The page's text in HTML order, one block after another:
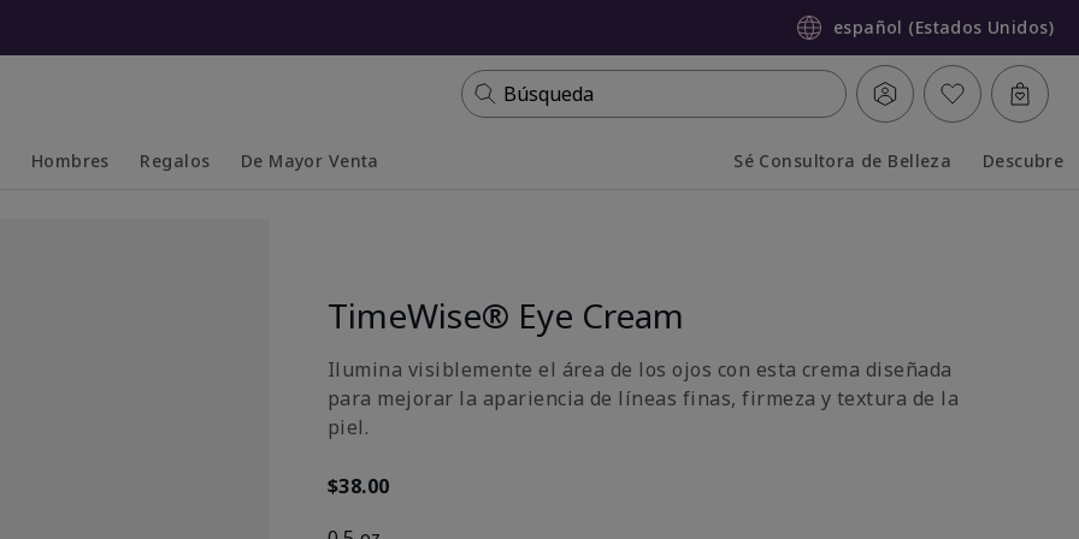
español (Estados Unidos)
Búsqueda
Hombres Regalos De Mayor Venta Sé Consultora de Belleza Descubre
TimeWise® Eye Cream
Ilumina visiblemente el área de los ojos con esta crema diseñada
para mejorar la apariencia de líneas finas, firmeza y textura de la
piel.
$38.00